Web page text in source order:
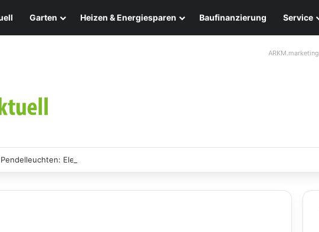
Garten Heizen & Energiesparen Baufinanzierung Service
ARKM.marketing
Eleganz und Nachhaltigkeit für Ihr Zuhause